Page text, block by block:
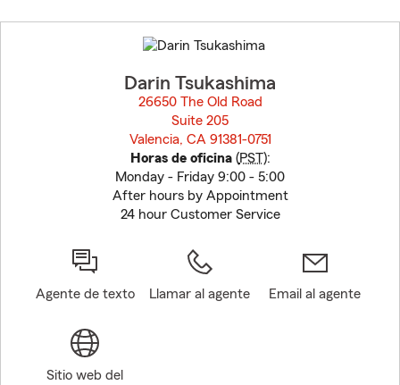
to
before
Darin Tsukashima
26650 The Old Road
Suite 205
Valencia, CA 91381-0751
Horas de oficina(PST):
Monday - Friday 9:00 - 5:00
After hours by Appointment
24 hour Customer Service
Agente de texto Llamar al agente Email al agente
Sitio web del